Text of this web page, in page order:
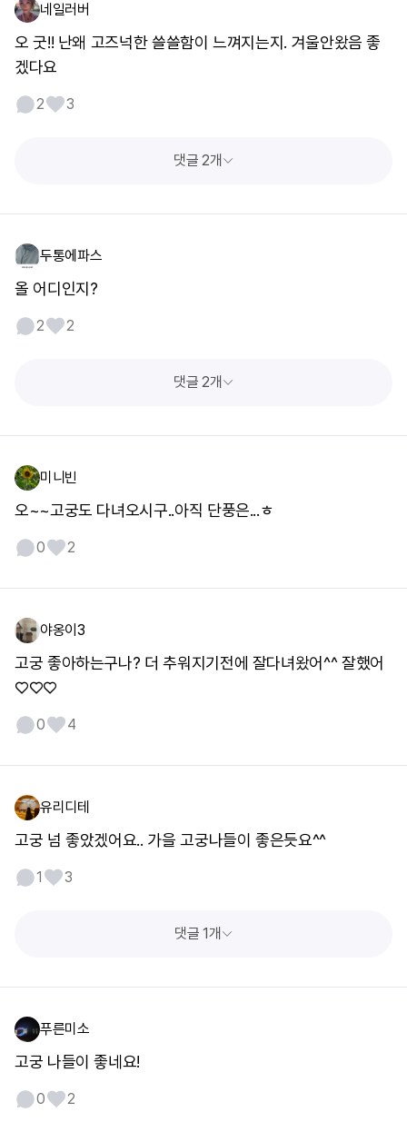
네일러버
오 굿!! 난왜 고즈넉한 쓸쓸함이 느껴지는지. 겨울안왔음 좋
겠다요
2 3
댓글 2개
두통에파스
올 어디인지?
2 2
댓글 2개
미니빈
오~~고궁도 다녀오시구..아직 단풍은...ㅎ
0 2
야옹이3
고궁 좋아하는구나? 더 추워지기전에 잘다녀왔어^^ 잘했어
♡♡♡
0 4
유리디테
고궁 넘 좋았겠어요.. 가을 고궁나들이 좋은듯요^^
1 3
댓글 1개
푸른미소
고궁 나들이 좋네요!
0 2